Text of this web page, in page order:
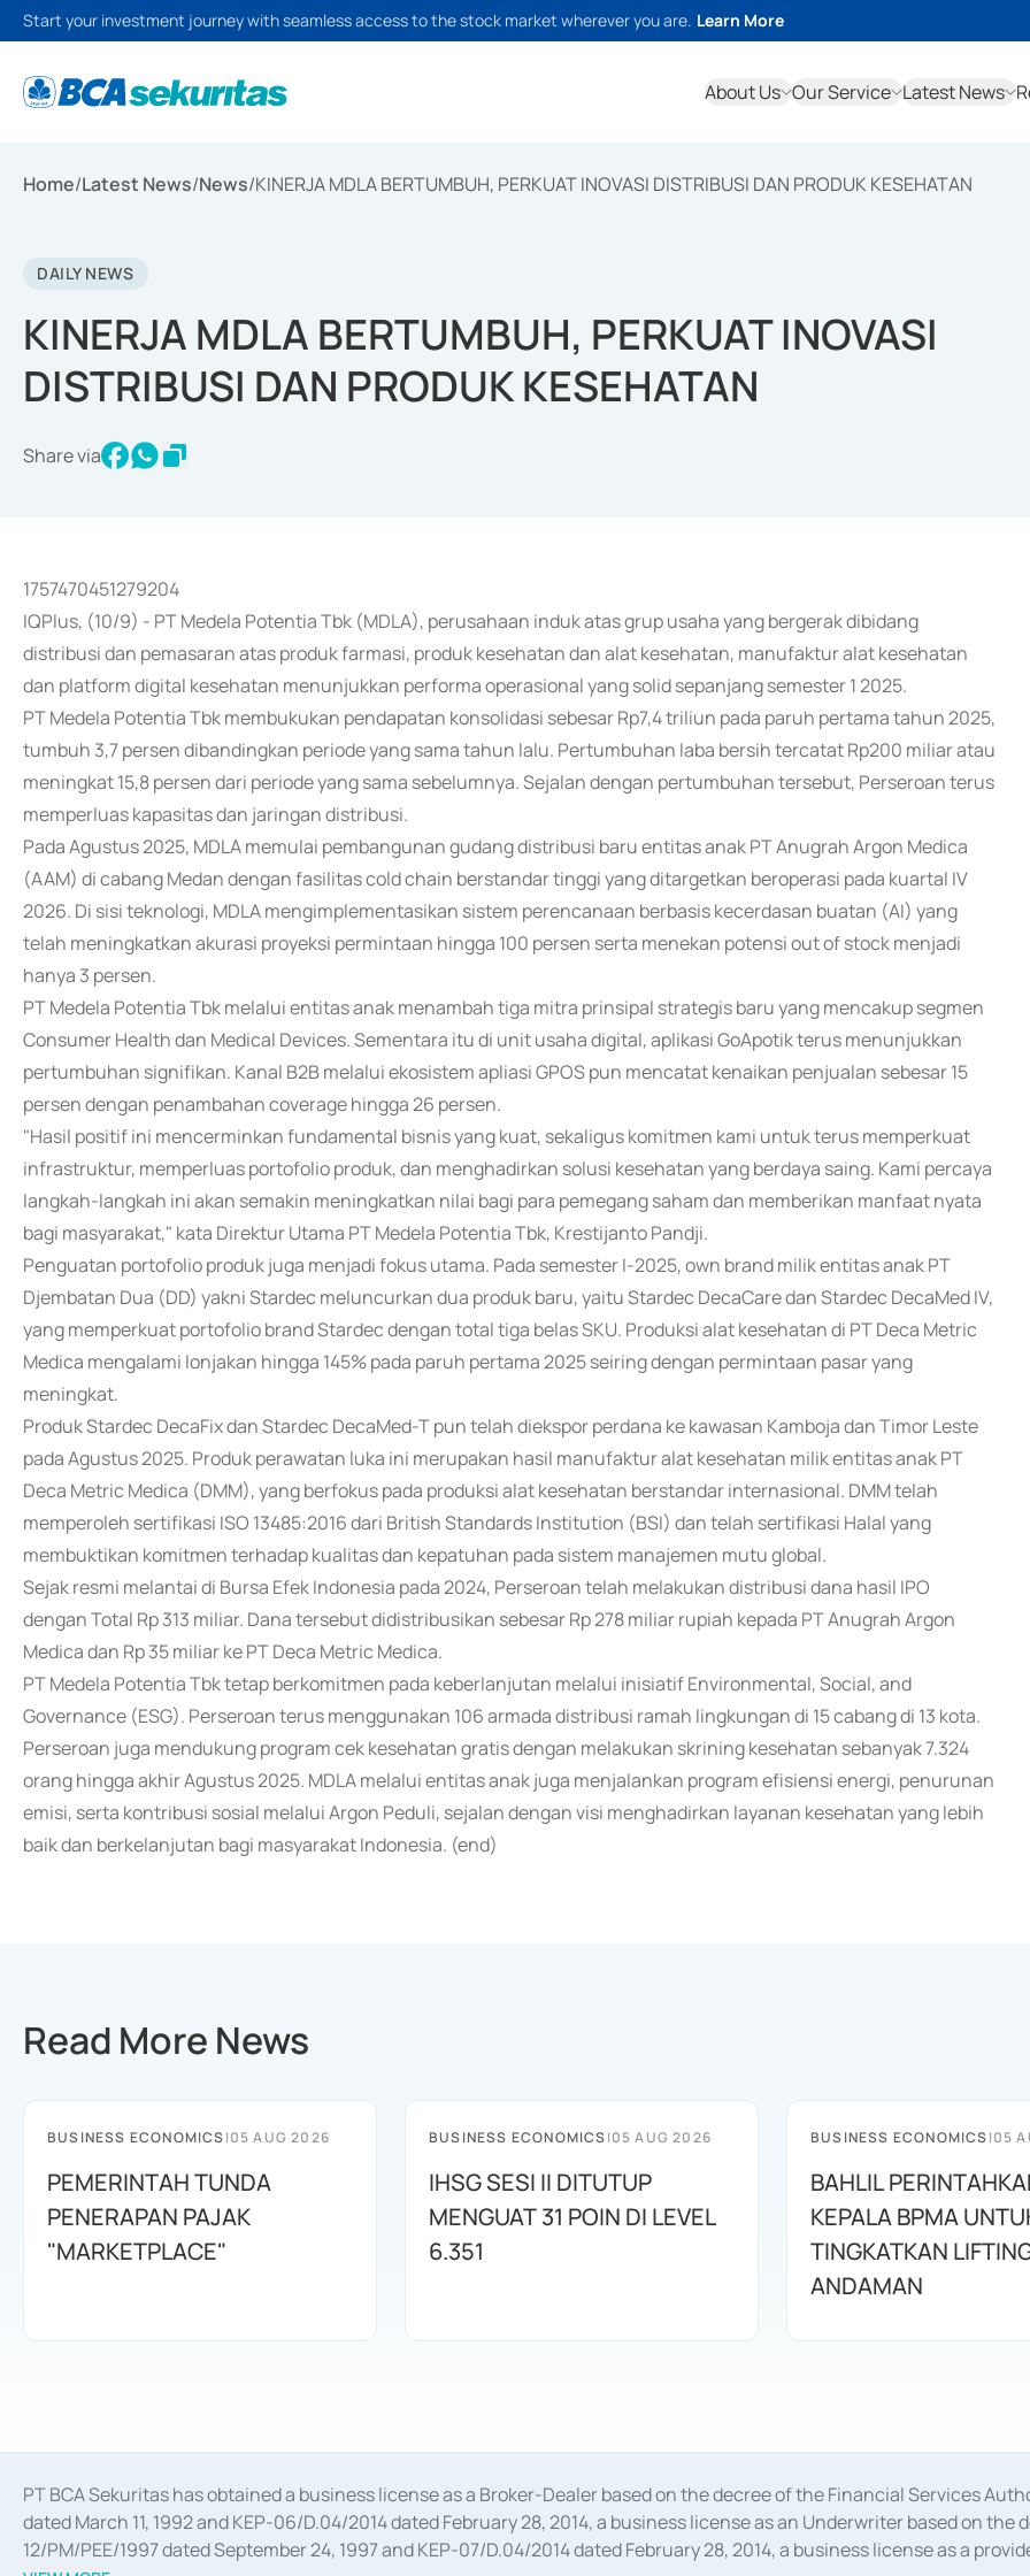
Start your investment journey with seamless access to the stock market wherever you are. Learn More
About Us Our Service Latest News
Home/Latest News/News/KINERJA MDLA BERTUMBUH, PERKUAT INOVASI DISTRIBUSI DAN PRODUK KESEHATAN
DAILY NEWS
KINERJA MDLA BERTUMBUH, PERKUAT INOVASI
DISTRIBUSI DAN PRODUK KESEHATAN
Share via
1757470451279204
IQPlus, (10/9) - PT Medela Potentia Tbk (MDLA), perusahaan induk atas grup usaha yang bergerak dibidang
distribusi dan pemasaran atas produk farmasi, produk kesehatan dan alat kesehatan, manufaktur alat kesehatan
dan platform digital kesehatan menunjukkan performa operasional yang solid sepanjang semester 1 2025.
PT Medela Potentia Tbk membukukan pendapatan konsolidasi sebesar Rp7,4 triliun pada paruh pertama tahun 2025,
tumbuh 3,7 persen dibandingkan periode yang sama tahun lalu. Pertumbuhan laba bersih tercatat Rp200 miliar atau
meningkat 15,8 persen dari periode yang sama sebelumnya. Sejalan dengan pertumbuhan tersebut, Perseroan terus
memperluas kapasitas dan jaringan distribusi.
Pada Agustus 2025, MDLA memulai pembangunan gudang distribusi baru entitas anak PT Anugrah Argon Medica
(AAM) di cabang Medan dengan fasilitas cold chain berstandar tinggi yang ditargetkan beroperasi pada kuartal IV
2026. Di sisi teknologi, MDLA mengimplementasikan sistem perencanaan berbasis kecerdasan buatan (AI) yang
telah meningkatkan akurasi proyeksi permintaan hingga 100 persen serta menekan potensi out of stock menjadi
hanya 3 persen.
PT Medela Potentia Tbk melalui entitas anak menambah tiga mitra prinsipal strategis baru yang mencakup segmen
Consumer Health dan Medical Devices. Sementara itu di unit usaha digital, aplikasi GoApotik terus menunjukkan
pertumbuhan signifikan. Kanal B2B melalui ekosistem apliasi GPOS pun mencatat kenaikan penjualan sebesar 15
persen dengan penambahan coverage hingga 26 persen.
"Hasil positif ini mencerminkan fundamental bisnis yang kuat, sekaligus komitmen kami untuk terus memperkuat
infrastruktur, memperluas portofolio produk, dan menghadirkan solusi kesehatan yang berdaya saing. Kami percaya
langkah-langkah ini akan semakin meningkatkan nilai bagi para pemegang saham dan memberikan manfaat nyata
bagi masyarakat," kata Direktur Utama PT Medela Potentia Tbk, Krestijanto Pandji.
Penguatan portofolio produk juga menjadi fokus utama. Pada semester I-2025, own brand milik entitas anak PT
Djembatan Dua (DD) yakni Stardec meluncurkan dua produk baru, yaitu Stardec DecaCare dan Stardec DecaMed IV,
yang memperkuat portofolio brand Stardec dengan total tiga belas SKU. Produksi alat kesehatan di PT Deca Metric
Medica mengalami lonjakan hingga 145% pada paruh pertama 2025 seiring dengan permintaan pasar yang
meningkat.
Produk Stardec DecaFix dan Stardec DecaMed-T pun telah diekspor perdana ke kawasan Kamboja dan Timor Leste
pada Agustus 2025. Produk perawatan luka ini merupakan hasil manufaktur alat kesehatan milik entitas anak PT
Deca Metric Medica (DMM), yang berfokus pada produksi alat kesehatan berstandar internasional. DMM telah
memperoleh sertifikasi ISO 13485:2016 dari British Standards Institution (BSI) dan telah sertifikasi Halal yang
membuktikan komitmen terhadap kualitas dan kepatuhan pada sistem manajemen mutu global.
Sejak resmi melantai di Bursa Efek Indonesia pada 2024, Perseroan telah melakukan distribusi dana hasil IPO
dengan Total Rp 313 miliar. Dana tersebut didistribusikan sebesar Rp 278 miliar rupiah kepada PT Anugrah Argon
Medica dan Rp 35 miliar ke PT Deca Metric Medica.
PT Medela Potentia Tbk tetap berkomitmen pada keberlanjutan melalui inisiatif Environmental, Social, and
Governance (ESG). Perseroan terus menggunakan 106 armada distribusi ramah lingkungan di 15 cabang di 13 kota.
Perseroan juga mendukung program cek kesehatan gratis dengan melakukan skrining kesehatan sebanyak 7.324
orang hingga akhir Agustus 2025. MDLA melalui entitas anak juga menjalankan program efisiensi energi, penurunan
emisi, serta kontribusi sosial melalui Argon Peduli, sejalan dengan visi menghadirkan layanan kesehatan yang lebih
baik dan berkelanjutan bagi masyarakat Indonesia. (end)
Read More News
BUSINESS ECONOMICS|05 AUG 2026
PEMERINTAH TUNDA
PENERAPAN PAJAK
"MARKETPLACE"
BUSINESS ECONOMICS|05 AUG 2026
IHSG SESI II DITUTUP
MENGUAT 31 POIN DI LEVEL
6.351
BUSINESS ECONOMICS|05
BAHLIL
KEPALA BPMA
TINGKATKAN
ANDAMAN
PT BCA Sekuritas has obtained a business license as a Broker-Dealer based on the decree of the Financial Services
dated March 11, 1992 and KEP-06/D.04/2014 dated February 28, 2014, a business license as an Underwriter based on
12/PM/PEE/1997 dated September 24, 1997 and KEP-07/D.04/2014 dated February 28, 2014, a business license as a